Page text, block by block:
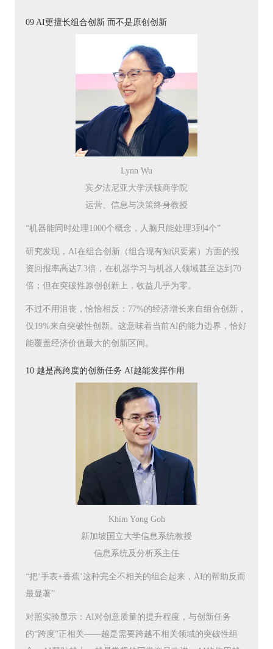
09 AI更擅长组合创新 而不是原创创新
Lynn Wu
宾夕法尼亚大学沃顿商学院
运营、信息与决策终身教授
“机器能同时处理1000个概念，人脑只能处理3到4个”
研究发现，AI在组合创新（组合现有知识要素）方面的投
资回报率高达7.3倍，在机器学习与机器人领域甚至达到70
倍；但在突破性原创创新上，收益几乎为零。
不过不用沮丧，恰恰相反：77%的经济增长来自组合创新，
仅19%来自突破性创新。这意味着当前AI的能力边界，恰好
能覆盖经济价值最大的创新区间。
10 越是高跨度的创新任务 AI越能发挥作用
Khim Yong Goh
新加坡国立大学信息系统教授
信息系统及分析系主任
“把‘手表+香蕉’这种完全不相关的组合起来，AI的帮助反而
最显著”
对照实验显示：AI对创意质量的提升程度，与创新任务
的“跨度”正相关——越是需要跨越不相关领域的突破性组